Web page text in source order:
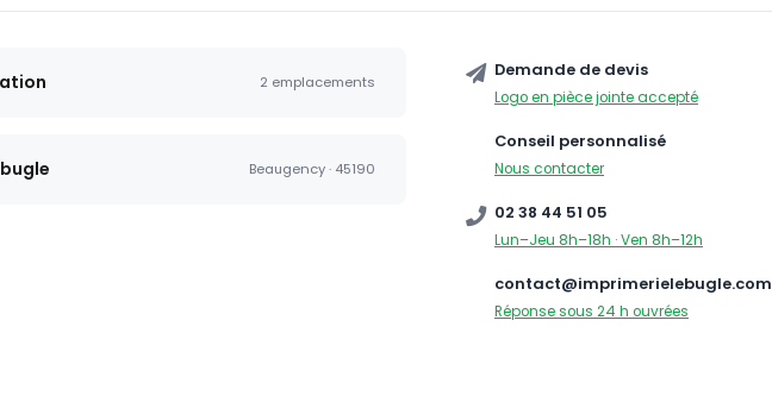
2 emplacements
Beaugency · 45190
Demande de devis
Logo en pièce jointe accepté
Conseil personnalisé
Nous contacter
02 38 44 51 05
Lun–Jeu 8h–18h · Ven 8h–12h
contact@imprimerielebugle.com
Réponse sous 24 h ouvrées